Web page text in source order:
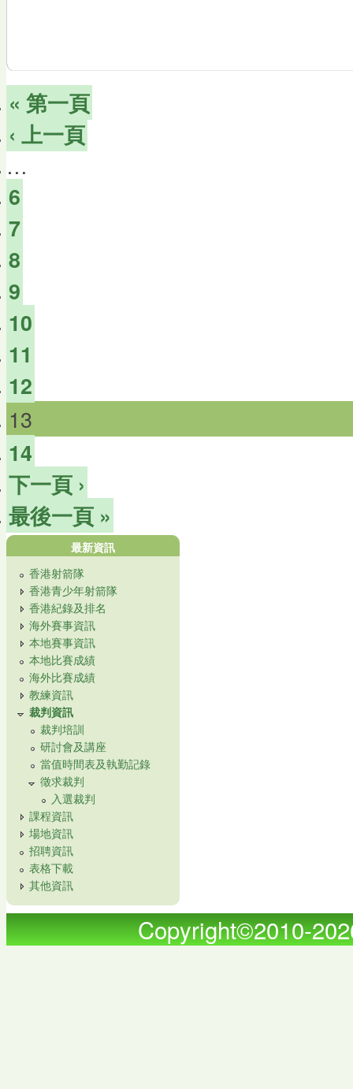
« 第一頁
‹ 上一頁
…
6
7
8
9
10
11
12
13
14
下一頁 ›
最後一頁 »
最新資訊
香港射箭隊
香港青少年射箭隊
香港紀錄及排名
海外賽事資訊
本地賽事資訊
本地比賽成績
海外比賽成績
教練資訊
裁判資訊
裁判培訓
研討會及講座
當值時間表及執勤記錄
徵求裁判
入選裁判
課程資訊
場地資訊
招聘資訊
表格下載
其他資訊
Copyright©2010-